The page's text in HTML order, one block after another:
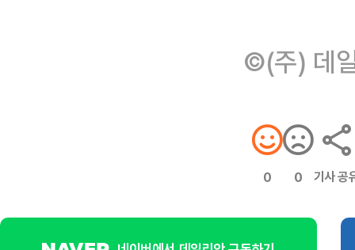
©(주) 데
0 0 기사 공